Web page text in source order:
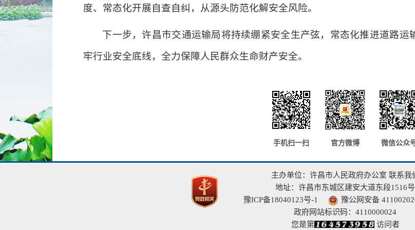
度、常态化开展自查自纠，从源头防范化解安全风险。
下一步，许昌市交通运输局将持续绷紧安全生产弦，常态化推进道路
牢行业安全底线，全力保障人民群众生命财产安全。
手机扫一扫 官方微博 微信公众
主办单位：许昌市人民政府办公室 联系我
地址：许昌市东城区建安大道东段1516号
豫ICP备18040123号-1
豫公网安备
政府网站标识码：4110000024
您是第
访问者